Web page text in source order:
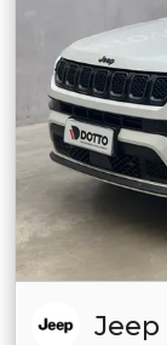
Jeep